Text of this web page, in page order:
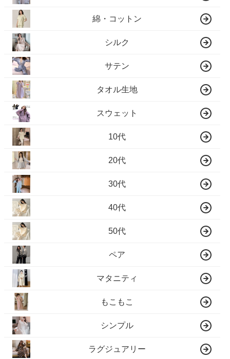
綿・コットン
シルク
サテン
タオル生地
スウェット
10代
20代
30代
40代
50代
ペア
マタニティ
もこもこ
シンプル
ラグジュアリー